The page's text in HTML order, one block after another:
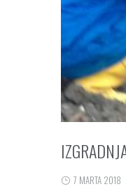
7 MARTA 2018